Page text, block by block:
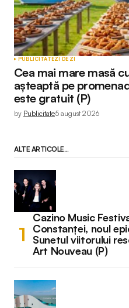
PUBLICITATEZI DE ZI
Cea mai mare masă
așteaptă pe
este gratuit (P)
by Publicitate5 august 2026
ALTE ARTICOLE...
Cazino Music
Constanței, noul
Sunetul viitorului
Art Nouveau (P)